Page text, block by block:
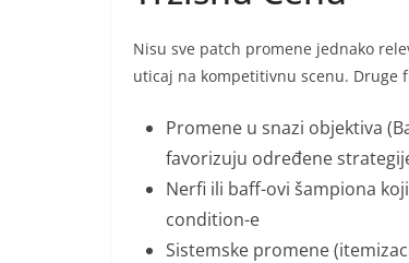
Nisu sve patch promene jednako
uticaj na kompetitivnu scenu.
Promene u snazi objektiva
favorizuju određene
Nerfi ili baff-ovi šampiona
condition-e
Sistemske promene